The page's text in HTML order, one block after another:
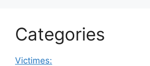
Categories
Victimes: